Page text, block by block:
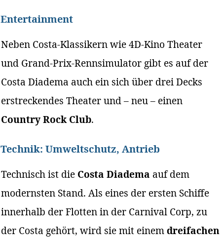
Entertainment
Neben Costa-Klassikern wie 4D-Kino Theater
und Grand-Prix-Rennsimulator gibt es auf der
Costa Diadema auch ein sich über drei Decks
erstreckendes Theater und – neu – einen
Country Rock Club.
Technik: Umweltschutz, Antrieb
Technisch ist die Costa Diadema auf dem
modernsten Stand. Als eines der ersten Schiffe
innerhalb der Flotten in der Carnival Corp, zu
der Costa gehört, wird sie mit einemdreifachen